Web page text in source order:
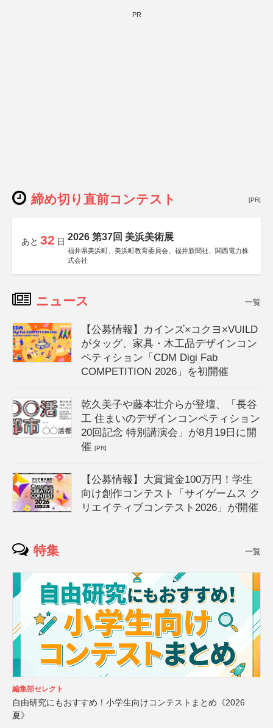
PR
締め切り直前コンテスト [PR]
あと 32 日 2026 第37回 美浜美術展
福井県美浜町、美浜町教育委員会、福井新聞社、関西電力株
式会社
ニュース 一覧
【公募情報】カインズ×コクヨ×VUILD
がタッグ、家具・木工品デザインコン
ペティション「CDM Digi Fab
COMPETITION 2026」を初開催
乾久美子や藤本壮介らが登壇、「長谷
工 住まいのデザインコンペティション
20回記念 特別講演会」が8月19日に開
催[PR]
【公募情報】大賞賞金100万円！学生
向け創作コンテスト「サイゲームス ク
リエイティブコンテスト2026」が開催
特集 一覧
編集部セレクト
自由研究にもおすすめ！小学生向けコンテストまとめ《2026
夏》